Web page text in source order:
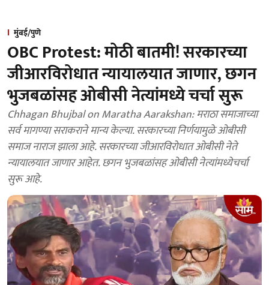
मुंबई/पुणे
OBC Protest: मोठी बातमी! सरकारच्या
जीआरविरोधात न्यायालयात जाणार, छगन
भुजबळांसह ओबीसी नेत्यांमध्ये चर्चा सुरू
Chhagan Bhujbal on Maratha Aarakshan: मराठा समाजाच्या
सर्व मागण्या सराकराने मान्य केल्या. सरकारच्या निर्णयामुळे ओबीसी
समाज नाराज झाला आहे. सरकारच्या जीआरविरोधात ओबीसी नेते
न्यायालयात जाणार आहेत. छगन भुजबळांसह ओबीसी नेत्यांमध्येचर्चा
सुरू आहे.